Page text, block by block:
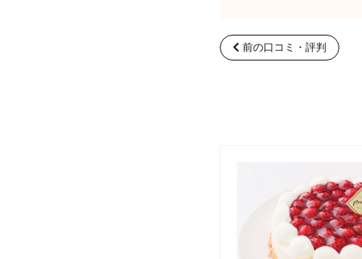
前の口コミ・評判